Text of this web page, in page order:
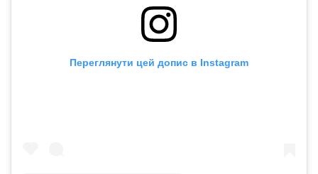
Переглянути цей допис в Instagram